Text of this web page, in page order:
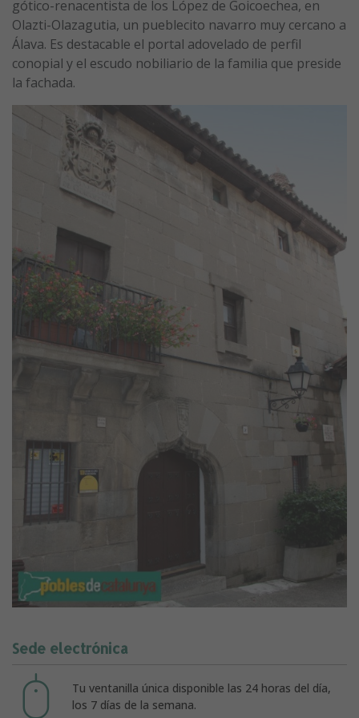
gótico-renacentista de los López de Goicoechea, en
Olazti-Olazagutia, un pueblecito navarro muy cercano a
Álava. Es destacable el portal adovelado de perfil
conopial y el escudo nobiliario de la familia que preside
la fachada.
Sede electrónica
Tu ventanilla única disponible las 24 horas del día,
los 7 días de la semana.